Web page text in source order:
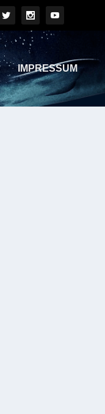
IMPRESSUM